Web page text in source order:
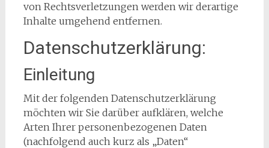
von Rechtsverletzungen werden wir derartige
Inhalte umgehend entfernen.
Datenschutzerklärung:
Einleitung
Mit der folgenden Datenschutzerklärung
möchten wir Sie darüber aufklären, welche
Arten Ihrer personenbezogenen Daten
(nachfolgend auch kurz als „Daten“